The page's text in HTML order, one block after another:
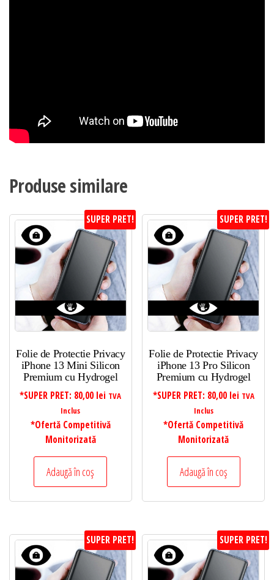
Produse similare
SUPER PRET!
Folie de Protectie Privacy
iPhone 13 Mini Silicon
Premium cu Hydrogel
*SUPER PRET: 80,00 lei TVA
Inclus
*Ofertă Competitivă
Monitorizată
Adaugă în coș
SUPER PRET!
Folie de Protectie Privacy
iPhone 13 Pro Silicon
Premium cu Hydrogel
*SUPER PRET: 80,00 lei TVA
Inclus
*Ofertă Competitivă
Monitorizată
Adaugă în coș
SUPER PRET! SUPER PRET!